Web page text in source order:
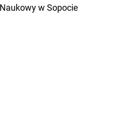
w Sopocie